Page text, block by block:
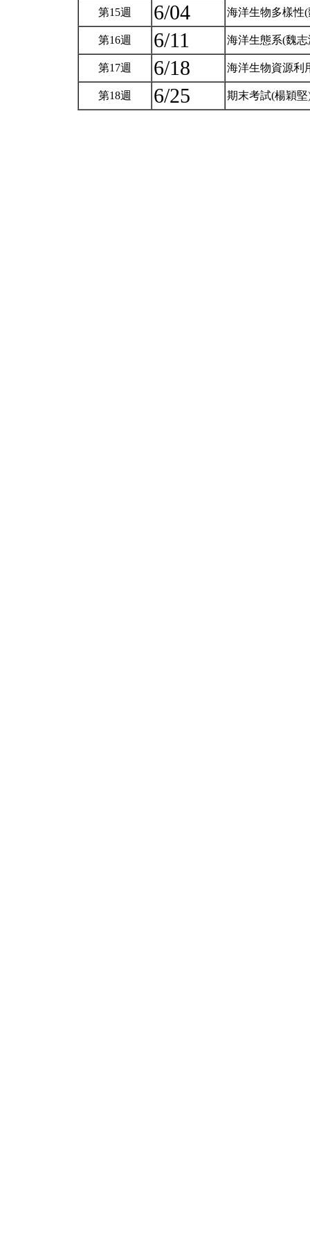
第15週 6/04 海洋生物多樣性
第16週 6/11 海洋生態系(魏
第17週 6/18 海洋生物資源利
第18週 6/25 期末考試(楊穎